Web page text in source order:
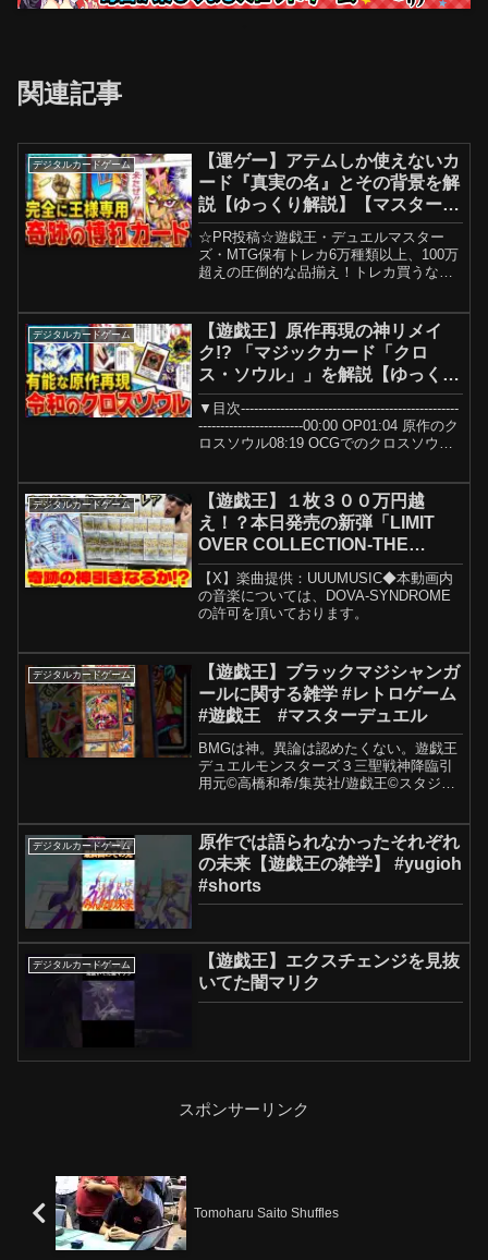
関連記事
デジタルカードゲーム
【運ゲー】アテムしか使えないカ
ード『真実の名』とその背景を解
説【ゆっくり解説】【マスターデ
ュエル】#遊戯王ocg #遊戯王 #ゆ
っくり実況 #遊戯王デュエルモン
スターズ
☆PR投稿☆遊戯王・デュエルマスター
ズ・MTG保有トレカ6万種類以上、100万
超えの圧倒的な品揃え！トレカ買うなら
///...
デジタルカードゲーム
【遊戯王】原作再現の神リメイ
ク!? 「マジックカード「クロ
ス・ソウル」」を解説【ゆっくり
解説】【マスターデュエル】#遊
戯王ocg #遊戯王 #ゆっくり実況
▼目次--------------------------------------------------
------------------------00:00 OP01:04 原作のク
ロスソウル08:19 OCGでのクロスソウル
デジタルカードゲーム
【遊戯王】１枚３００万円越
え！？本日発売の新弾「LIMIT
OVER COLLECTION-THE
RIVALS-」１カートンで念願のグ
ランドマスターレアぶち抜くでぇ
えええええええ
【X】楽曲提供：UUUMUSIC◆本動画内
の音楽については、DOVA-SYNDROME
の許可を頂いております。
デジタルカードゲーム
【遊戯王】ブラックマジシャンガ
ールに関する雑学 #レトロゲーム
#遊戯王 #マスターデュエル
BMGは神。異論は認めたくない。遊戯王
デュエルモンスターズ３三聖戦神降臨引
用元©️高橋和希/集英社/遊戯王©️スタジ
デジタルカードゲーム
原作では語られなかったそれぞれ
の未来【遊戯王の雑学】 #yugioh
#shorts
デジタルカードゲーム
【遊戯王】エクスチェンジを見抜
いてた闇マリク
スポンサーリンク
Tomoharu Saito Shuffles